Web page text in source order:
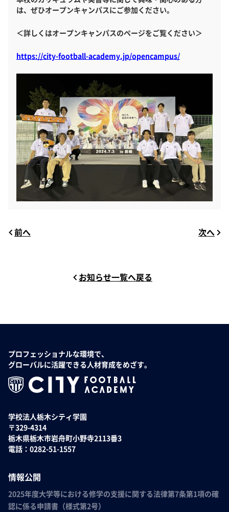
は、ぜひオープンキャンパスにご参加ください。
＜詳しくはオープンキャンパスのページをご覧ください＞
https://city-football-academy.jp/opencampus/
前へ 次へ
お知らせ一覧へ戻る
プロフェッショナルな環境で、
グローバルに活躍できる人材育成をめざす。
学校法人栃木シティ学園
〒329-4314
栃木県栃木市岩舟町小野寺2113番3
電話：0282-51-1557
情報公開
2025年度大学等における修学の支援に関する法律第7条第1項の確
認に係る申請書（様式第2号）